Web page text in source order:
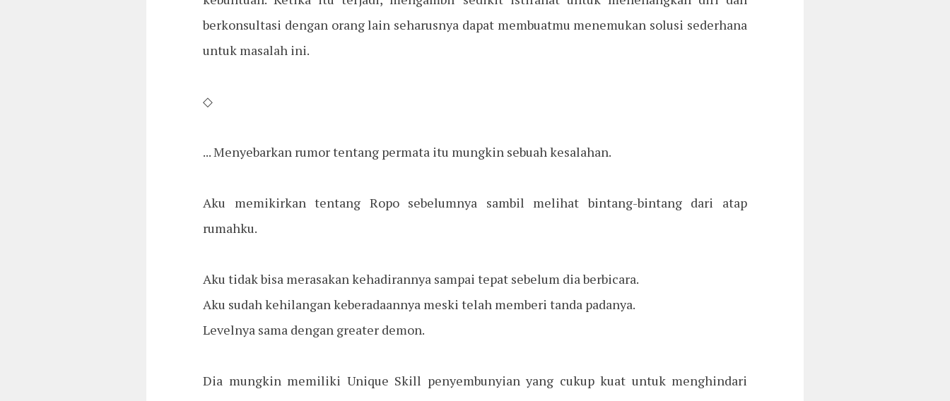
berkonsultasi dengan orang lain seharusnya dapat membuatmu menemukan solusi sederhana
untuk masalah ini.
◇
... Menyebarkan rumor tentang permata itu mungkin sebuah kesalahan.
Aku memikirkan tentang Ropo sebelumnya sambil melihat bintang-bintang dari atap
rumahku.
Aku tidak bisa merasakan kehadirannya sampai tepat sebelum dia berbicara.
Aku sudah kehilangan keberadaannya meski telah memberi tanda padanya.
Levelnya sama dengan greater demon.
Dia mungkin memiliki Unique Skill penyembunyian yang cukup kuat untuk menghindari